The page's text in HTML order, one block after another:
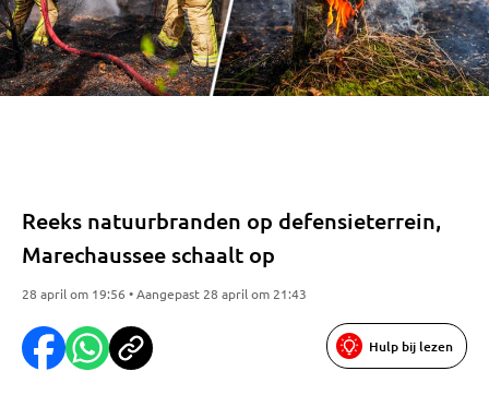
Reeks natuurbranden op defensieterrein,
Marechaussee schaalt op
28 april om 19:56 • Aangepast 28 april om 21:43
Hulp bij lezen